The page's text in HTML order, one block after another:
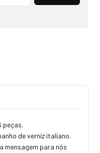
peças.
de verniz italiano.
mensagem para nós